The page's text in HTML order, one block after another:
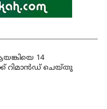
14
റിമാൻഡ് ചെയ്തു